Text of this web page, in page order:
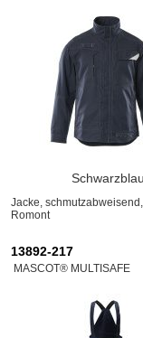
Schwarzblau
Jacke,
Romont
13892-217
MASCOT® MULTISAFE